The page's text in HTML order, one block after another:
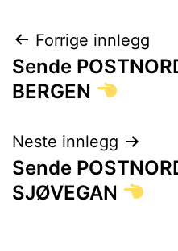
Forrige innlegg
Sende
BERGEN
Neste innlegg
Sende
SJØVEGAN